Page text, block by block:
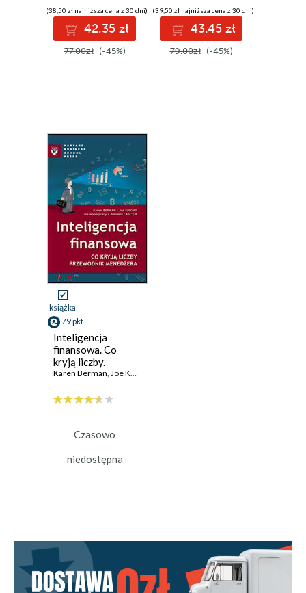
(38,50 zł najniższa cena z 30 dni)
42.35 zł
77.00zł (-45%)
(39,50 zł najniższa cena z 30 dni)
43.45 zł
79.00zł (-45%)
książka
79 pkt
Inteligencja
finansowa. Co
kryją liczby.
Przewodnik
Karen Berman, Joe Knight
Czasowo
niedostępna